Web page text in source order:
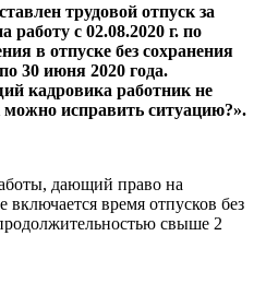
трудовой отпуск за
работу с 02.08.2020 г. по
в отпуске без сохранения
30 июня 2020 года.
кадровика работник не
исправить ситуацию?».
дающий право на
время отпусков без
свыше 2